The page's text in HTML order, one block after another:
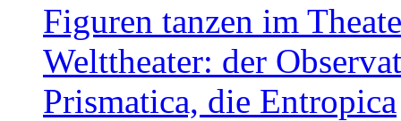
Figuren tanzen im
Welttheater: der
Prismatica, die Entropica